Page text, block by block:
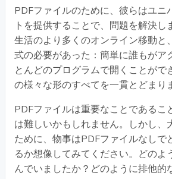
PDFファイルのために、彼らはユニ
トを提供することで、問題を解決し
生活のより多くのオンライン移動と
式の必要があった：簡単に誰もがア
とんどのプログラムで開くことがで
の様々な形のすべてを一貫とどまり
PDFファイルは重要なことであるこ
は難しいかもしれません。しかし、
ために、物事はPDFファイルなしで
るか想像してみてください。どのよ
んでいましたか？どのように排他的